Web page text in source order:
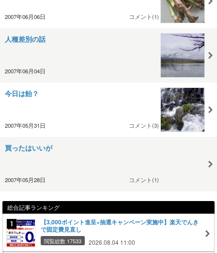
2007年06月06日 コメント(1)
人種差別の話
2007年06月04日
今日は飴？
2007年05月31日 コメント(3)
買ったはいいが
2007年05月28日 コメント(1)
総合記事ランキング
【3,000ポイント進呈×抽選キャンペーン実施中】楽天でんき
で固定費見直し
閲覧総数 17533 2026.08.04 11:00